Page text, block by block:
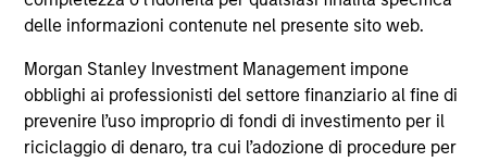
delle informazioni contenute nel presente sito web.
Morgan Stanley Investment Management impone
obblighi ai professionisti del settore finanziario al fine di
prevenire l’uso improprio di fondi di investimento per il
riciclaggio di denaro, tra cui l’adozione di procedure per
all’emissione e al rimborso delle azioni. La fonte di tutti i
Investment Management Limited (“MSIM Ltd”).
Il valore degli investimenti e i proventi da essi derivanti
possono aumentare come diminuire e un investitore può
non